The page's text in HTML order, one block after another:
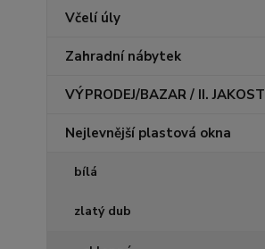
Včelí úly
Zahradní nábytek
VÝPRODEJ/BAZAR / II. JAKOST
Nejlevnější plastová okna
bílá
zlatý dub